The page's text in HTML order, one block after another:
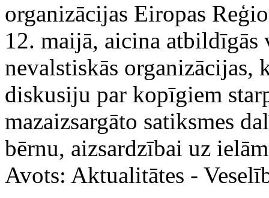
organizācijas Eiropas
12. maijā, aicina
nevalstiskās organizācijas,
diskusiju par kopīgiem
mazaizsargāto satiksmes
bērnu, aizsardzībai uz
Avots: Aktualitātes -